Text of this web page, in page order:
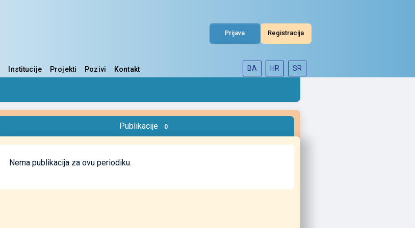
Prijava Registracija
Institucije Projekti Pozivi Kontakt BA HR SR
Publikacije 0
Nema publikacija za ovu periodiku.